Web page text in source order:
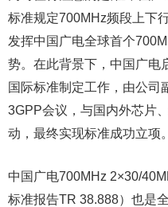
标准规定700MHz频段上下
发挥中国广电全球首个
势。在此背景下，中国广电
国际标准制定工作，由公司
3GPP会议，与国内外芯片
动，最终实现标准成功立项。
中国广电700MHz 2×30/
标准报告TR 38.888）也是